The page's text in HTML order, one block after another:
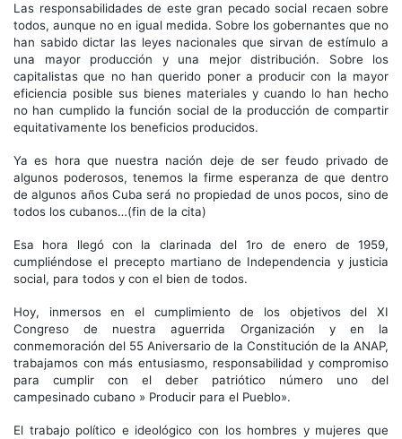
Las responsabilidades de este gran pecado social recaen sobre
todos, aunque no en igual medida. Sobre los gobernantes que no
han sabido dictar las leyes nacionales que sirvan de estímulo a
una mayor producción y una mejor distribución. Sobre los
capitalistas que no han querido poner a producir con la mayor
eficiencia posible sus bienes materiales y cuando lo han hecho
no han cumplido la función social de la producción de compartir
equitativamente los beneficios producidos.
Ya es hora que nuestra nación deje de ser feudo privado de
algunos poderosos, tenemos la firme esperanza de que dentro
de algunos años Cuba será no propiedad de unos pocos, sino de
todos los cubanos…(fin de la cita)
Esa hora llegó con la clarinada del 1ro de enero de 1959,
cumpliéndose el precepto martiano de Independencia y justicia
social, para todos y con el bien de todos.
Hoy, inmersos en el cumplimiento de los objetivos del XI
Congreso de nuestra aguerrida Organización y en la
conmemoración del 55 Aniversario de la Constitución de la ANAP,
trabajamos con más entusiasmo, responsabilidad y compromiso
para cumplir con el deber patriótico número uno del
campesinado cubano » Producir para el Pueblo».
El trabajo político e ideológico con los hombres y mujeres que